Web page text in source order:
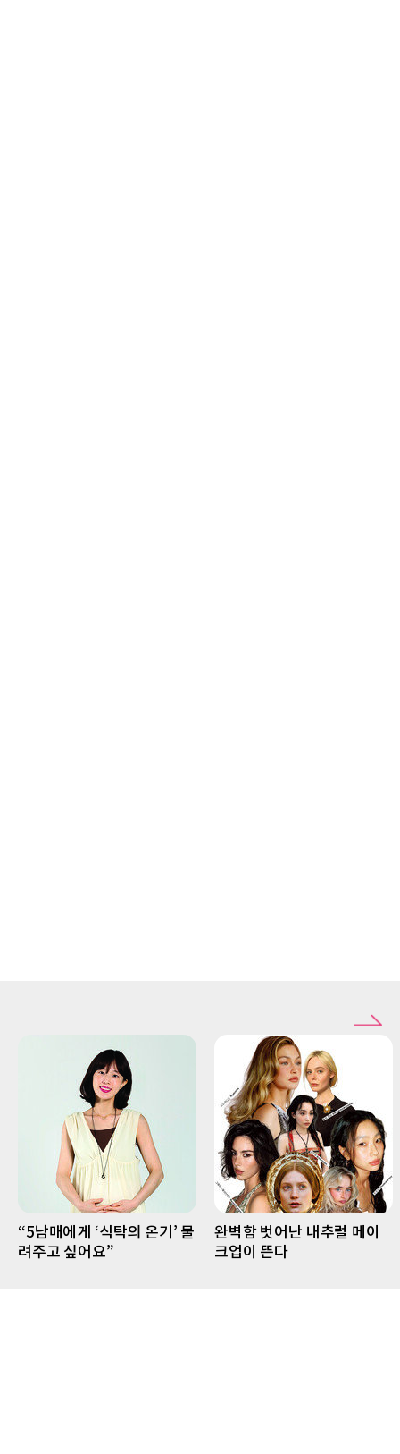
“5남매에게 ‘식탁의 온기’ 물
려주고 싶어요”
완벽함 벗어난 내추럴 메이
크업이 뜬다